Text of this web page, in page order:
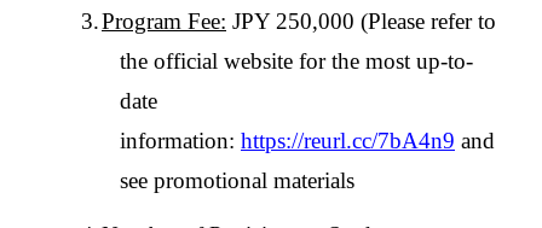
3.Program Fee: JPY 250,000 (Please refer to
the official website for the most up-to-
date
information: https://reurl.cc/7bA4n9 and
see promotional materials